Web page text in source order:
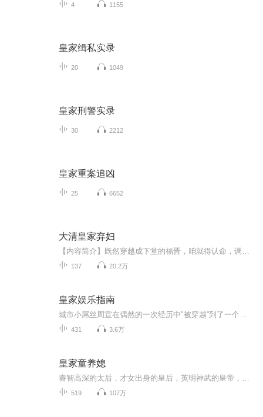
4 1155
皇家缉私实录
20 1049
皇家刑警实录
30 2212
皇家重案追凶
25 6652
大清皇家弃妇
137 20.2万
皇家娱乐指南
431 3.6万
皇家童养媳
519 107万